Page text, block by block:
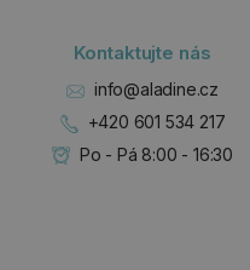
Kontaktujte nás
info@aladine.cz
+420 601 534 217
Po - Pá 8:00 - 16:30